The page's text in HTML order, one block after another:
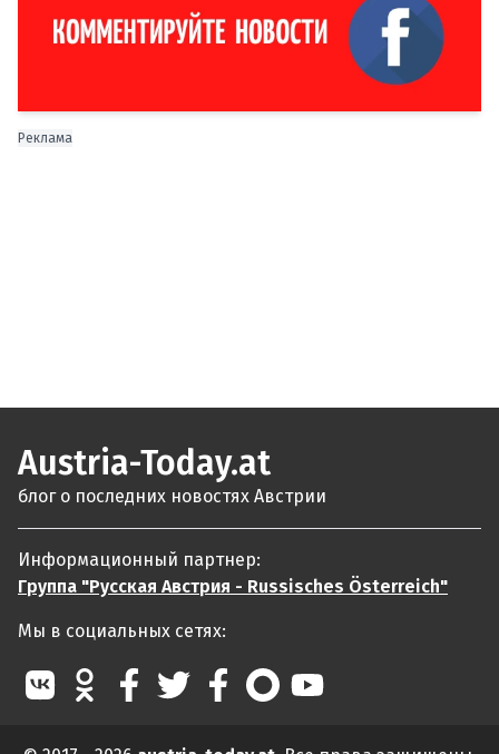
Реклама
Austria-Today.at
блог о последних новостях Австрии
Информационный партнер:
Группа "Русская Австрия - Russisches Österreich"
Мы в социальных сетях: